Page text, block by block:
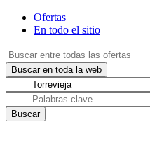
Ofertas
En todo el sitio